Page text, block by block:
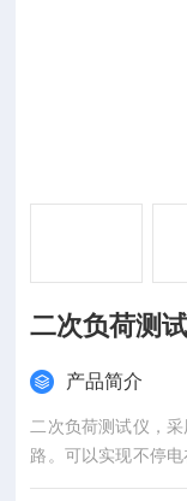
二次负荷测
产品简介
二次负荷测试仪，
路。可以实现不停
根据测试对象数值